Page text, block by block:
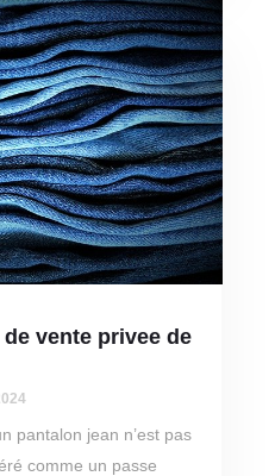
vente privee de
pantalon jean n’est pas
comme un passe